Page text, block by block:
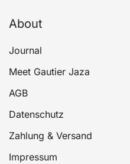
About
Journal
Meet Gautier Jaza
AGB
Datenschutz
Zahlung & Versand
Impressum